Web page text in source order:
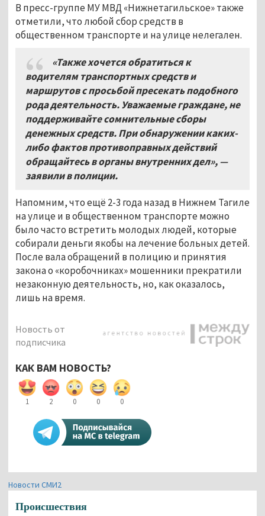
В пресс-группе МУ МВД «Нижнетагильское» также
отметили, что любой сбор средств в
общественном транспорте и на улице нелегален.
«Также хочется обратиться к
водителям транспортных средств и
маршрутов с просьбой пресекать подобного
рода деятельность. Уважаемые граждане, не
поддерживайте сомнительные сборы
денежных средств. При обнаружении каких-
либо фактов противоправных действий
обращайтесь в органы внутренних дел», —
заявили в полиции.
Напомним, что ещё 2-3 года назад в Нижнем Тагиле
на улице и в общественном транспорте можно
было часто встретить молодых людей, которые
собирали деньги якобы на лечение больных детей.
После вала обращений в полицию и принятия
закона о «коробочниках» мошенники прекратили
незаконную деятельность, но, как оказалось,
лишь на время.
Новость от
подписчика
КАК ВАМ НОВОСТЬ?
1 2 0 0 0
Новости СМИ2
Происшествия